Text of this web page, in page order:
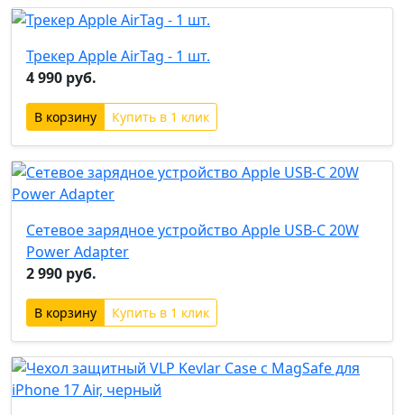
Трекер Apple AirTag - 1 шт.
4 990 руб.
Купить в 1 клик
Сетевое зарядное устройство Apple USB-C 20W
Power Adapter
2 990 руб.
Купить в 1 клик